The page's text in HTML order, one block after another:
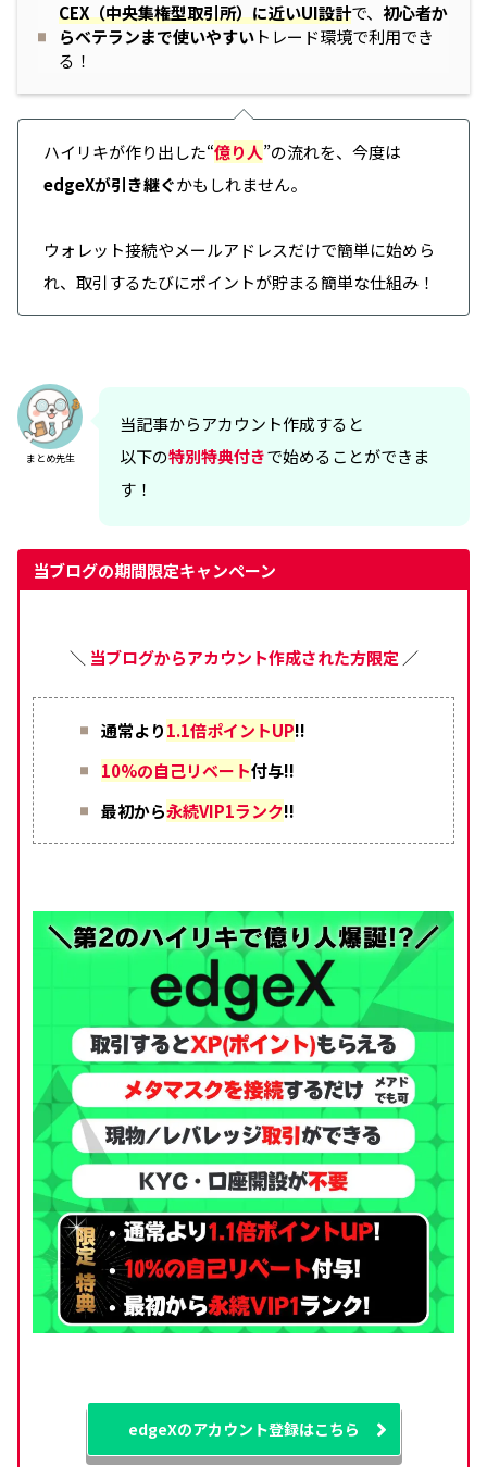
CEX（中央集権型取引所）に近いUI設計で、 初心者か
らベテランまで使いやすいトレード環境で利用でき
る！
ハイリキが作り出した“億り人”の流れを、今度は
edgeXが引き継ぐかもしれません。
ウォレット接続やメールアドレスだけで簡単に始めら
れ、取引するたびにポイントが貯まる簡単な仕組み！
まとめ先生
当記事からアカウント作成すると
以下の特別特典付きで始めることができま
す！
当ブログの期間限定キャンペーン
＼ 当ブログからアカウント作成された方限定 ／
通常より1.1倍ポイントUP!!
10%の自己リベート付与!!
最初から永続VIP1ランク!!
edgeXのアカウント登録はこちら